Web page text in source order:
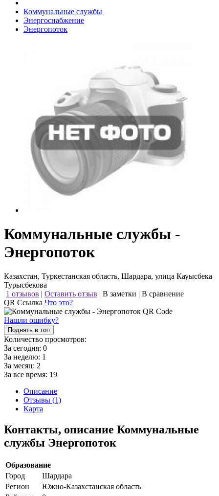
Коммунальные службы
Энергоснабжение
Энергопоток
Коммунальные службы -
Энергопоток
Казахстан, Туркестанская область, Шардара, улица Кауысбека
Турысбекова
1 отзывов | Оставить отзыв | В заметки | В сравнение
QR Ссылка Что это?
Нашли ошибку?
Поднять в топ
Количество просмотров:
За сегодня: 0
За неделю: 1
За месяц: 2
За все время: 19
Описание
Отзывы (1)
Карта
Контакты, описание Коммунальные
службы Энергопоток
Образование
Город
Шардара
Регион
Южно-Казахстанская область